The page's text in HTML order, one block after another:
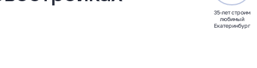
35-лет строим
любимый
Екатеринбург